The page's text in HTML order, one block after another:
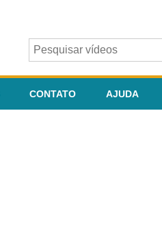
CONTATO AJUDA